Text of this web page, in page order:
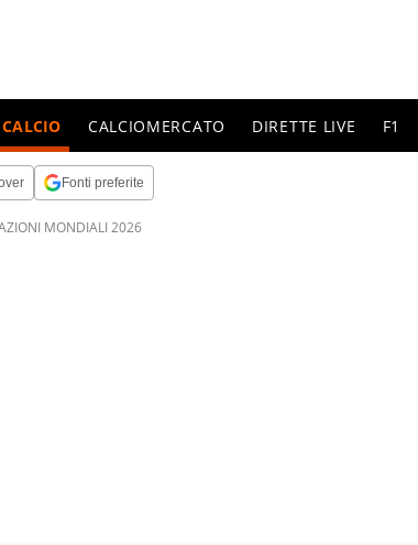
CALCIO CALCIOMERCATO DIRETTE LIVE F1
Fonti preferite
MONDIALI 2026